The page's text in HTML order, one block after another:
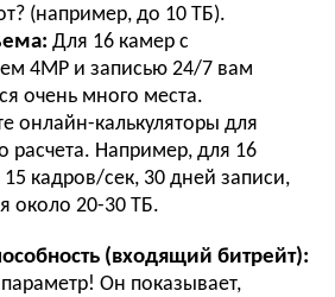
(например, до 10 ТБ).
Для 16 камер с
4MP и записью 24/7 вам
очень много места.
онлайн-калькуляторы для
расчета. Например, для 16
15 кадров/сек, 30 дней записи,
около 20-30 ТБ.
(входящий битрейт):
Он показывает,